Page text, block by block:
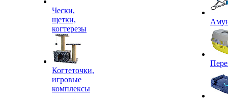
Чески,
щетки,
когтерезы
Когтеточки,
игровые
комплексы